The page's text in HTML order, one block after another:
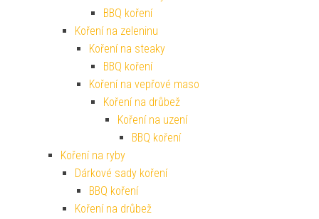
BBQ koření
Koření na zeleninu
Koření na steaky
BBQ koření
Koření na vepřové maso
Koření na drůbež
Koření na uzení
BBQ koření
Koření na ryby
Dárkové sady koření
BBQ koření
Koření na drůbež